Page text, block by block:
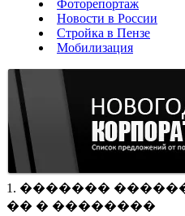
Фоторепортаж
Новости в России
Стройка в Пензе
Мобилизация
1. �������
�� � ��������